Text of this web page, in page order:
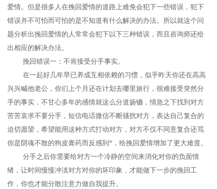
爱情。但是很多人在挽回爱情的道路上难免会犯下一些错误，犯下
错误并不可怕而可怕的是不知道有什么解决的办法。所以就这个问
题分析出挽回爱情的人常常会犯下以下三种错误，而且咨询师还给
出相应的解决办法。
挽回错误一：不肯接受分手事实。
在一起好几年早已养成互相依赖的习惯，似乎昨天你还在高高
兴兴喊他老公，你们上个月还在计划去哪里旅行，很难接受突然分
手的事实，不甘心多年的感情就这么分道扬镳，情急之下找到对方
苦苦哀求不要分手，短信电话微信不断骚扰对方，表达自己复合的
迫切愿望，希望能用这种方式打动对方，对方不仅不同意复合还骂
你是阴魂不散的狗皮膏药而反感到*，给挽回爱情增加了更大难度。
分手之后你需要给对方一个冷静的空间来消化对你的负面情
绪，让时间慢慢冲淡对方对你的坏印象，才能做下一步的挽回工
作，你也才能分散注意力做自我提升。